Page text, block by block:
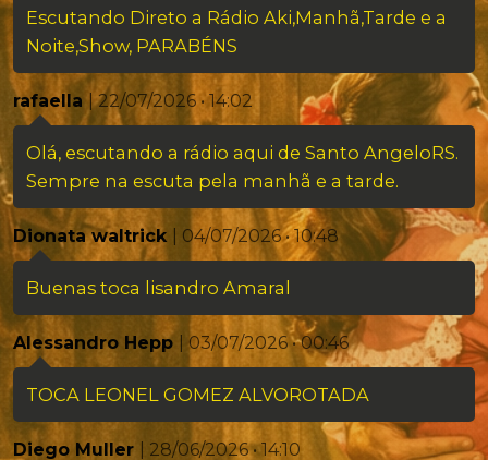
Escutando Direto a Rádio Aki,Manhã,Tarde e a
Noite,Show, PARABÉNS
rafaella | 22/07/2026 • 14:02
Olá, escutando a rádio aqui de Santo AngeloRS.
Sempre na escuta pela manhã e a tarde.
Dionata waltrick | 04/07/2026 • 10:48
Buenas toca lisandro Amaral
Alessandro Hepp | 03/07/2026 • 00:46
TOCA LEONEL GOMEZ ALVOROTADA
Diego Muller | 28/06/2026 • 14:10